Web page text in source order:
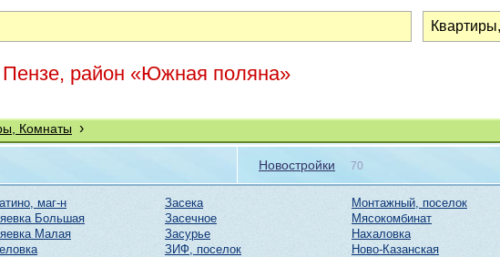
район «Южная поляна»
Комнаты ›
Новостройки 70
маг-н
Большая
Малая
Засека
Засечное
Засурье
ЗИФ, поселок
Монтажный, поселок
Мясокомбинат
Нахаловка
Ново-Казанская